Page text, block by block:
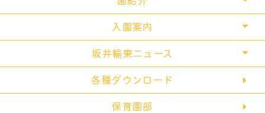
預かり保育
年間行事
施設
入園案内
諸経費
通園バス
坂井輪東ニュース
お知らせ
ブログ
各種ダウンロード
保育園部